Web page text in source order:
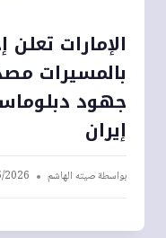
الإمارات
بالمسيرات
جهود
إيران
بواسطةصيته الهاشم 11:00